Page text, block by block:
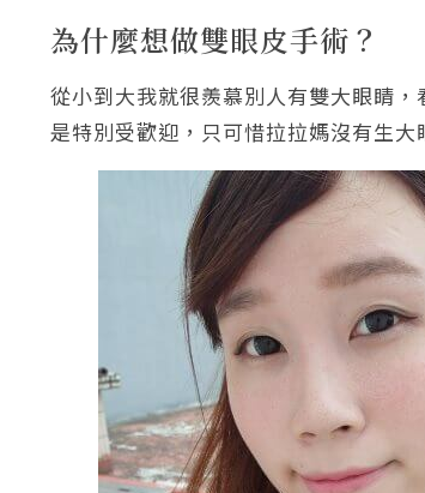
為什麼想做雙眼皮手術？
從小到大我就很羨慕別人有雙大眼睛
是特別受歡迎，只可惜拉拉媽沒有生